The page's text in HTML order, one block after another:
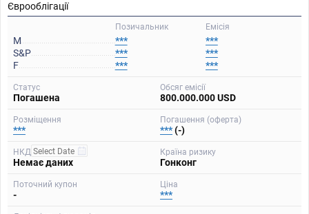
Єврооблігації
Емісія
Позичальник
M ***
***
S&P
***
***
F
***
***
Статус
Погашена
Обсяг емісії
800.000.000 USD
Розміщення
***
Погашення (оферта)
***(-)
НКД
Немає даних
Країна ризику
Гонконг
Поточний купон
-
Ціна
***